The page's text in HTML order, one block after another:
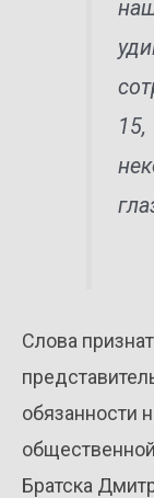
15,
Слова
обязанности
Братска